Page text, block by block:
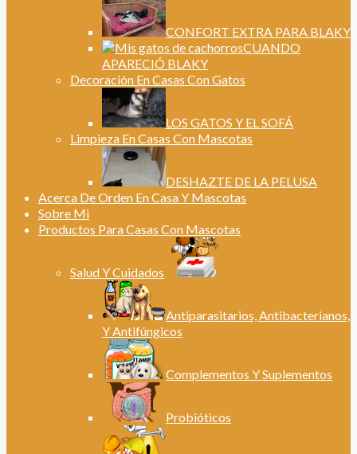
CONFORT EXTRA PARA BLAKY
CUANDO
APARECIÓ BLAKY
Decoración En Casas Con Gatos
LOS GATOS Y EL SOFÁ
Limpieza En Casas Con Mascotas
DESHAZTE DE LA PELUSA
Acerca De Orden En Casa Y Mascotas
Sobre Mi
Productos Para Casas Con Mascotas
Salud Y Cuidados
Antiparasitarios, Antibacterianos,
Y Antifúngicos
Complementos Y Suplementos
Probióticos